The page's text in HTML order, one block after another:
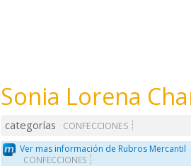
Sonia Lorena
categorías
CONFECCIONES
Ver mas información de Rubros Mercantil
CONFECCIONES